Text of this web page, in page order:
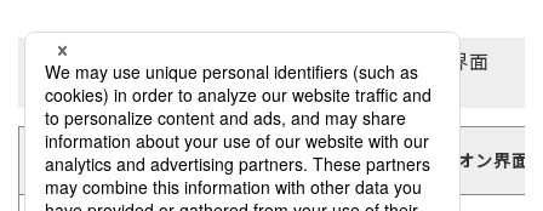
ポリエチレングリコールエーテル型非イオン界面
活性剤とアニオン活性剤との比較
特性 アニオン界面